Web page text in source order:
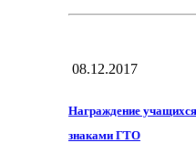
08.12.2017
Награждение
знаками ГТО